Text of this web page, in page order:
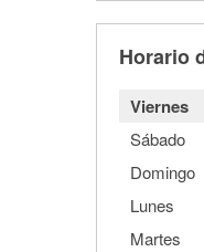
Horario
Viernes
Sábado
Domingo
Lunes
Martes